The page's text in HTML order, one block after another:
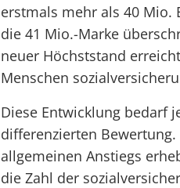
erstmals mehr als 40 Mio.
die 41 Mio.-Marke
neuer Höchststand
Menschen
Diese Entwicklung bedarf
differenzierten
allgemeinen Anstiegs
die Zahl der